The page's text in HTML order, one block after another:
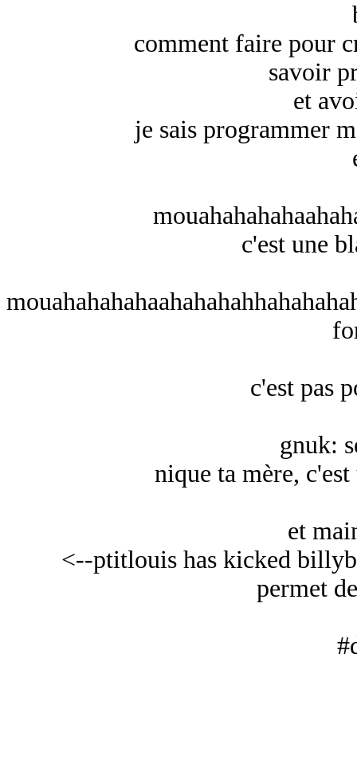
comment faire pour
savoir
et
je sais programmer
c'est une
c'est pas
gnuk:
nique ta mère,
et
<--ptitlouis has kicked
permet